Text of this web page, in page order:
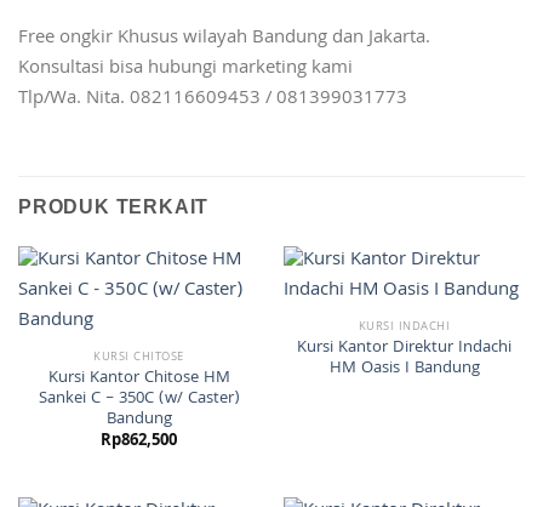
Free ongkir Khusus wilayah Bandung dan Jakarta.
Konsultasi bisa hubungi marketing kami
Tlp/Wa. Nita. 082116609453 / 081399031773
PRODUK TERKAIT
KURSI CHITOSE
Kursi Kantor Chitose HM
Sankei C – 350C (w/ Caster)
Bandung
Rp862,500
KURSI INDACHI
Kursi Kantor Direktur Indachi
HM Oasis I Bandung